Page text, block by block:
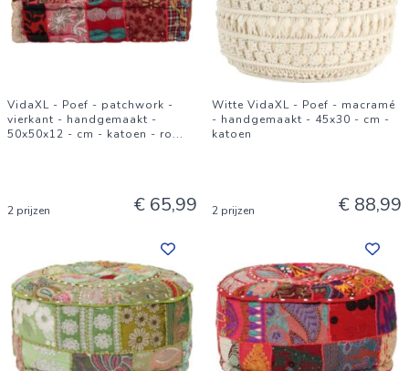
VidaXL - Poef - patchwork -
vierkant - handgemaakt -
50x50x12 - cm - katoen - ro...
2 prijzen € 65,99
Witte VidaXL - Poef - macramé
- handgemaakt - 45x30 - cm -
katoen
2 prijzen € 88,99